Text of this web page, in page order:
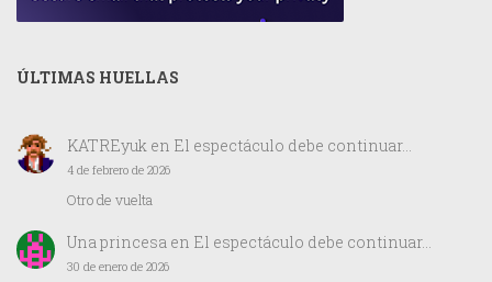
ÚLTIMAS HUELLAS
KATREyuken El espectáculo debe continuar…
4 de febrero de 2026
Otro de vuelta
Una princesaen El espectáculo debe continuar…
30 de enero de 2026